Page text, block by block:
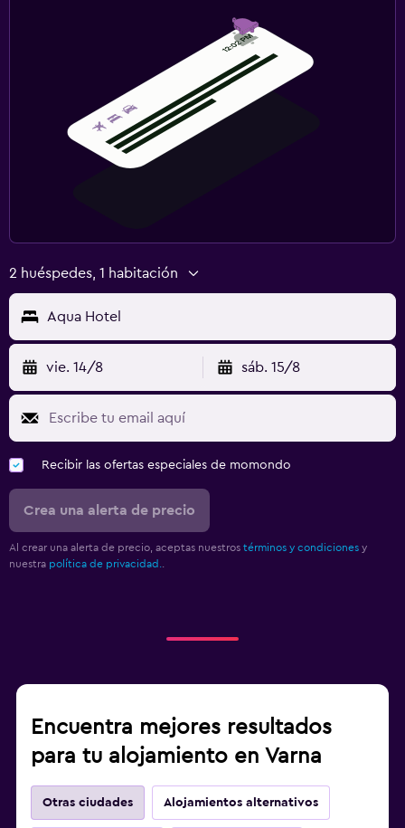
2 huéspedes, 1 habitación
Aqua Hotel
vie. 14/8 sáb. 15/8
Recibir las ofertas especiales de momondo
Crea una alerta de precio
Al crear una alerta de precio, aceptas nuestros términos y condiciones y
nuestra política de privacidad.
Encuentra mejores resultados
para tu alojamiento en Varna
Otras ciudades Alojamientos alternativos